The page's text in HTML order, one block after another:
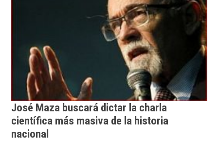
José Maza buscará dictar la charla
científica más masiva de la historia
nacional